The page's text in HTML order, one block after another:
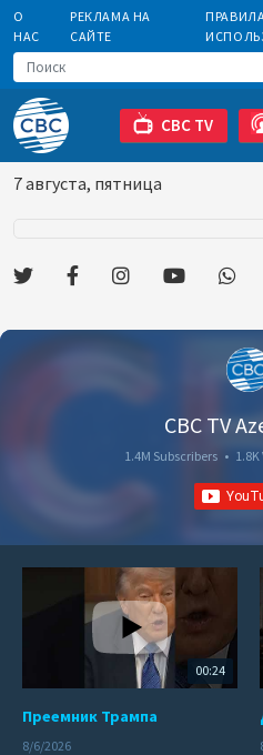
О
НАС
РЕКЛАМА НА
САЙТЕ
CBC TV
7 августа, пятница
CBC TV
1.4M Subscribers • 1.8K
00:24
Преемник Трампа
8/6/2026